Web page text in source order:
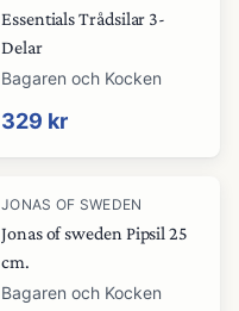
Essentials Trådsilar 3-
Delar
Bagaren och Kocken
329 kr
JONAS OF SWEDEN
Jonas of sweden Pipsil 25
cm.
Bagaren och Kocken